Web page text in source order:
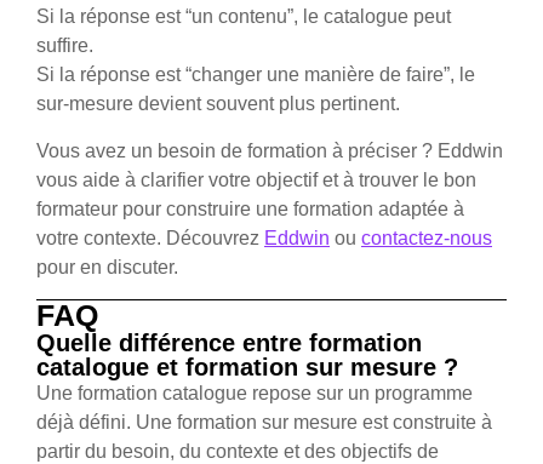
Si la réponse est “un contenu”, le catalogue peut
suffire.
Si la réponse est “changer une manière de faire”, le
sur-mesure devient souvent plus pertinent.
Vous avez un besoin de formation à préciser ? Eddwin
vous aide à clarifier votre objectif et à trouver le bon
formateur pour construire une formation adaptée à
votre contexte. Découvrez Eddwin ou contactez-nous
pour en discuter.
FAQ
Quelle différence entre formation
catalogue et formation sur mesure ?
Une formation catalogue repose sur un programme
déjà défini. Une formation sur mesure est construite à
partir du besoin, du contexte et des objectifs de